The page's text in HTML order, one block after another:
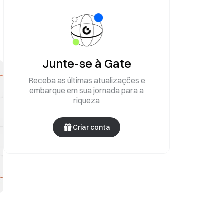
Junte-se à Gate
Receba as últimas atualizações e
embarque em sua jornada para a
riqueza
Criar conta